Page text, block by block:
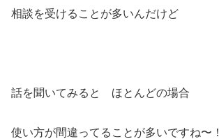
相談を受けることが多いんだけど
話を聞いてみると ほとんどの場合
使い方が間違ってることが多いですね〜！